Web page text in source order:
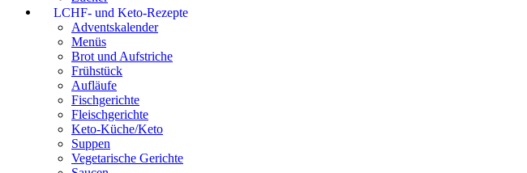
LCHF- und Keto-Rezepte
Adventskalender
Menüs
Brot und Aufstriche
Frühstück
Aufläufe
Fischgerichte
Fleischgerichte
Keto-Küche/Keto
Suppen
Vegetarische Gerichte